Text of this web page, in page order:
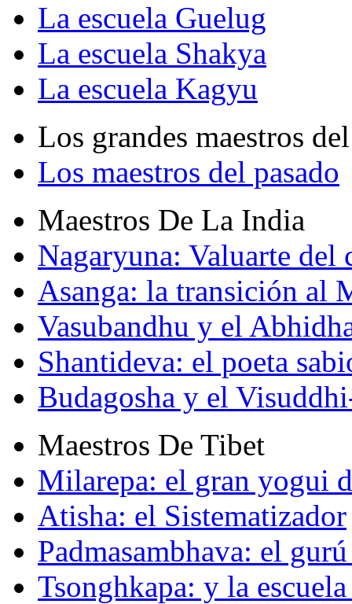
La escuela Guelug
La escuela Shakya
La escuela Kagyu
Los grandes maestros
Los maestros del pasado
Maestros De La India
Nagaryuna: Valuarte del
Asanga: la transición al
Vasubandhu y el
Shantideva: el poeta
Budagosha y el
Maestros De Tibet
Milarepa: el gran yogui
Atisha: el Sistematizador
Padmasambhava: el
Tsonghkapa: y la